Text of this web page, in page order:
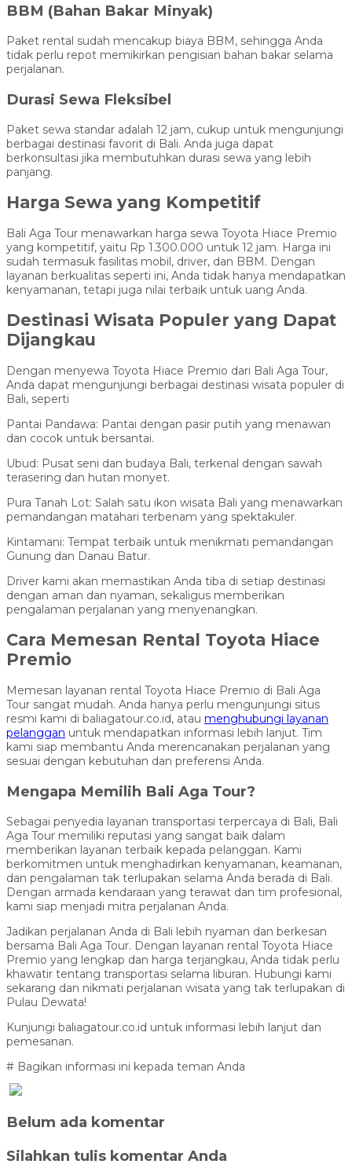
BBM (Bahan Bakar Minyak)
Paket rental sudah mencakup biaya BBM, sehingga Anda
tidak perlu repot memikirkan pengisian bahan bakar selama
perjalanan.
Durasi Sewa Fleksibel
Paket sewa standar adalah 12 jam, cukup untuk mengunjungi
berbagai destinasi favorit di Bali. Anda juga dapat
berkonsultasi jika membutuhkan durasi sewa yang lebih
panjang.
Harga Sewa yang Kompetitif
Bali Aga Tour menawarkan harga sewa Toyota Hiace Premio
yang kompetitif, yaitu Rp 1.300.000 untuk 12 jam. Harga ini
sudah termasuk fasilitas mobil, driver, dan BBM. Dengan
layanan berkualitas seperti ini, Anda tidak hanya mendapatkan
kenyamanan, tetapi juga nilai terbaik untuk uang Anda.
Destinasi Wisata Populer yang Dapat
Dijangkau
Dengan menyewa Toyota Hiace Premio dari Bali Aga Tour,
Anda dapat mengunjungi berbagai destinasi wisata populer di
Bali, seperti
Pantai Pandawa: Pantai dengan pasir putih yang menawan
dan cocok untuk bersantai.
Ubud: Pusat seni dan budaya Bali, terkenal dengan sawah
terasering dan hutan monyet.
Pura Tanah Lot: Salah satu ikon wisata Bali yang menawarkan
pemandangan matahari terbenam yang spektakuler.
Kintamani: Tempat terbaik untuk menikmati pemandangan
Gunung dan Danau Batur.
Driver kami akan memastikan Anda tiba di setiap destinasi
dengan aman dan nyaman, sekaligus memberikan
pengalaman perjalanan yang menyenangkan.
Cara Memesan Rental Toyota Hiace
Premio
Memesan layanan rental Toyota Hiace Premio di Bali Aga
Tour sangat mudah. Anda hanya perlu mengunjungi situs
resmi kami di baliagatour.co.id, atau menghubungi layanan
pelanggan untuk mendapatkan informasi lebih lanjut. Tim
kami siap membantu Anda merencanakan perjalanan yang
sesuai dengan kebutuhan dan preferensi Anda.
Mengapa Memilih Bali Aga Tour?
Sebagai penyedia layanan transportasi terpercaya di Bali, Bali
Aga Tour memiliki reputasi yang sangat baik dalam
memberikan layanan terbaik kepada pelanggan. Kami
berkomitmen untuk menghadirkan kenyamanan, keamanan,
dan pengalaman tak terlupakan selama Anda berada di Bali.
Dengan armada kendaraan yang terawat dan tim profesional,
kami siap menjadi mitra perjalanan Anda.
Jadikan perjalanan Anda di Bali lebih nyaman dan berkesan
bersama Bali Aga Tour. Dengan layanan rental Toyota Hiace
Premio yang lengkap dan harga terjangkau, Anda tidak perlu
khawatir tentang transportasi selama liburan. Hubungi kami
sekarang dan nikmati perjalanan wisata yang tak terlupakan di
Pulau Dewata!
Kunjungi baliagatour.co.id untuk informasi lebih lanjut dan
pemesanan.
# Bagikan informasi ini kepada teman Anda
Belum ada komentar
Silahkan tulis komentar Anda